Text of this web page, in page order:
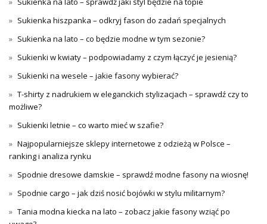
Sukienka hiszpanka – odkryj fason do zadań specjalnych
Sukienka na lato – co będzie modne w tym sezonie?
Sukienki w kwiaty – podpowiadamy z czym łączyć je jesienią?
Sukienki na wesele – jakie fasony wybierać?
T-shirty z nadrukiem w eleganckich stylizacjach – sprawdź czy to
możliwe?
Sukienki letnie – co warto mieć w szafie?
Najpopularniejsze sklepy internetowe z odzieżą w Polsce –
ranking i analiza rynku
Spodnie dresowe damskie – sprawdź modne fasony na wiosnę!
Spodnie cargo – jak dziś nosić bojówki w stylu militarnym?
Tania modna kiecka na lato – zobacz jakie fasony wziąć po